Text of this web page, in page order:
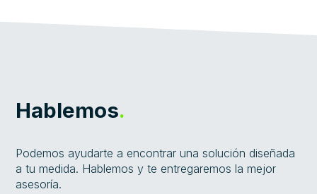
Hablemos.
Podemos ayudarte a encontrar una solución diseñada
a tu medida. Hablemos y te entregaremos la mejor
asesoría.